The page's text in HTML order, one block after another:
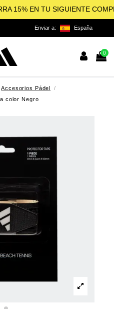
15% EN TU SIGUIENTE
Enviar a: España
0
Accesorios Pádel
color Negro